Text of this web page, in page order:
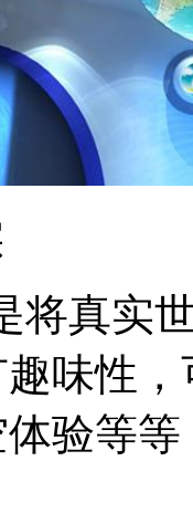
将真实
味性
验等